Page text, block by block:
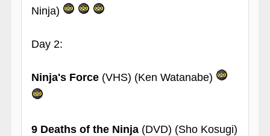
Ninja)
Day 2:
Ninja's Force(VHS) (Ken Watanabe)
9 Deaths of the Ninja(DVD) (Sho Kosugi)